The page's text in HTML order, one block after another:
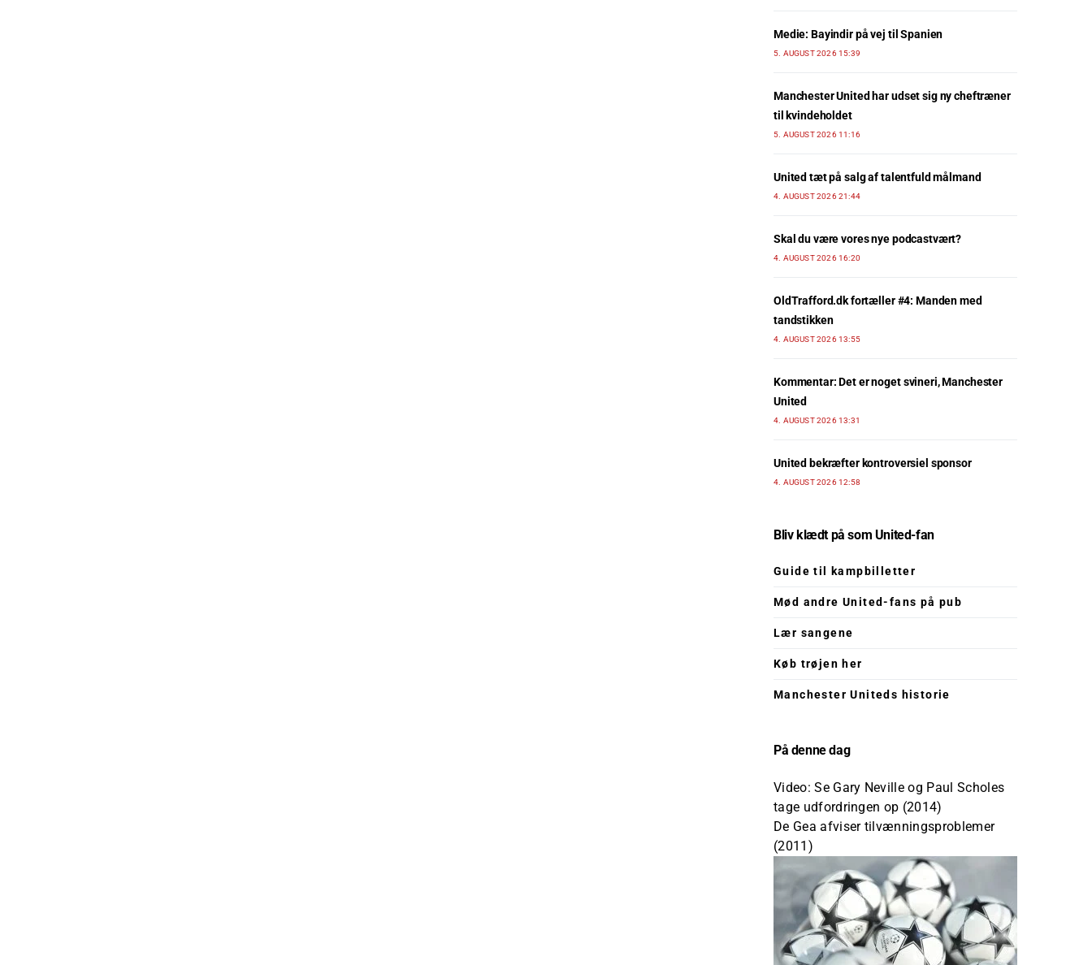
Medie: Bayindir på vej til Spanien
5. AUGUST 2026 15:39
Manchester United har udset sig ny cheftræner
til kvindeholdet
5. AUGUST 2026 11:16
United tæt på salg af talentfuld målmand
4. AUGUST 2026 21:44
Skal du være vores nye podcastvært?
4. AUGUST 2026 16:20
OldTrafford.dk fortæller #4: Manden med
tandstikken
4. AUGUST 2026 13:55
Kommentar: Det er noget svineri, Manchester
United
4. AUGUST 2026 13:31
United bekræfter kontroversiel sponsor
4. AUGUST 2026 12:58
Bliv klædt på som United-fan
Guide til kampbilletter
Mød andre United-fans på pub
Lær sangene
Køb trøjen her
Manchester Uniteds historie
På denne dag
Video: Se Gary Neville og Paul Scholes
tage udfordringen op (2014)
De Gea afviser tilvænningsproblemer
(2011)